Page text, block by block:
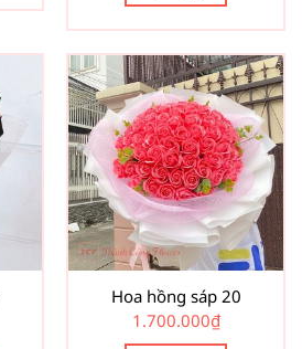
Hoa hồng sáp 20
1.700.000₫